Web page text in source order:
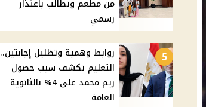
من مطعم وتطالب باعتذار
رسمي
5
روابط وهمية وتظليل إجابتين..
التعليم تكشف سبب حصول
ريم محمد على 4% بالثانوية
العامة